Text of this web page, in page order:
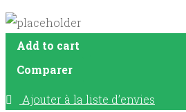
Add to cart
Comparer
Ajouter à la liste d’envies